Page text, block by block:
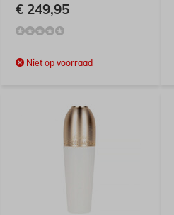
€ 249,95
Niet op voorraad